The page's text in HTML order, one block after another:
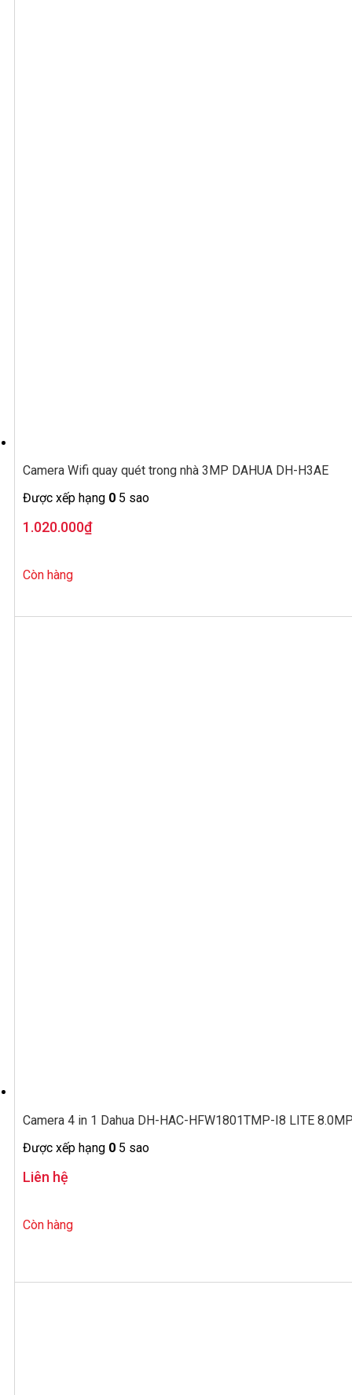
Camera Wifi quay quét trong nhà 3MP DAHUA DH-H3AE
Được xếp hạng 0 5 sao
1.020.000₫
Còn hàng
Camera 4 in 1 Dahua DH-HAC-HFW1801TMP-I8 LITE
Được xếp hạng 0 5 sao
Liên hệ
Còn hàng